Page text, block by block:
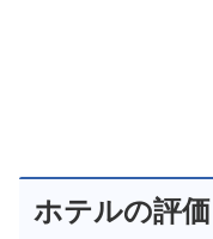
ホテルの評価